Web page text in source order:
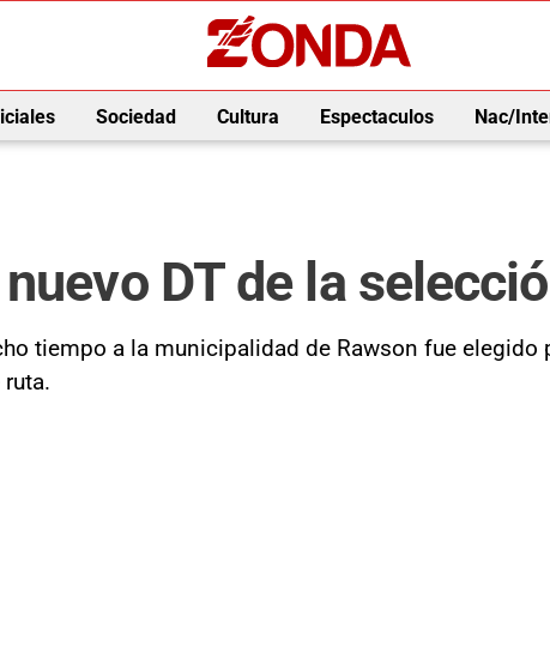
Sociedad Cultura Espectaculos Nac/
DT de la
tiempo a la municipalidad de Rawson fue